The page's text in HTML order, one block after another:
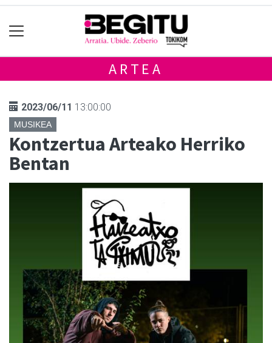
ARTEA
2023/06/11 13:00:00
MUSIKEA
Kontzertua Arteako Herriko
Bentan